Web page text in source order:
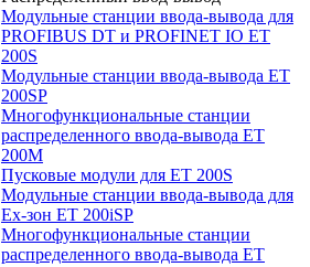
Модульные станции ввода-вывода для
PROFIBUS DT и PROFINET IO ET
200S
Модульные станции ввода-вывода ET
200SP
Многофункциональные станции
распределенного ввода-вывода ET
200M
Пусковые модули для ET 200S
Модульные станции ввода-вывода для
Ex-зон ET 200iSP
Многофункциональные станции
распределенного ввода-вывода ET